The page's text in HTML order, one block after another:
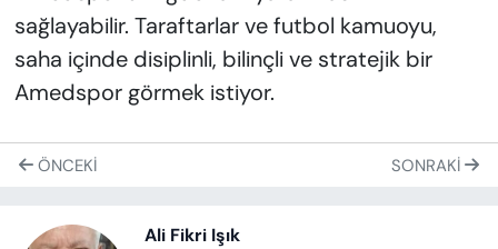
sağlayabilir. Taraftarlar ve futbol kamuoyu,
saha içinde disiplinli, bilinçli ve stratejik bir
Amedspor görmek istiyor.
ÖNCEKI SONRAKI
Ali Fikri Işık